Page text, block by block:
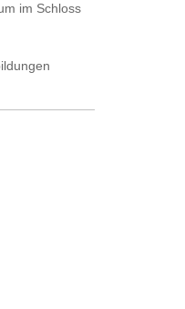
im Schloss